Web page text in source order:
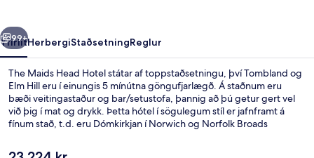
Næsta
99+
YfirlitHerbergiStaðsetningReglur
The Maids Head Hotel státar af toppstaðsetningu, því Tombland og
Elm Hill eru í einungis 5 mínútna göngufjarlægð. Á staðnum eru
bæði veitingastaður og bar/setustofa, þannig að þú getur gert vel
við þig í mat og drykk. Þetta hótel í sögulegum stíl er jafnframt á
fínum stað, t.d. eru Dómkirkjan í Norwich og Norfolk Broads
ferðamenn sem hafa heimsótt staðinn eru sérstaklega ánægðir með
Núverandi